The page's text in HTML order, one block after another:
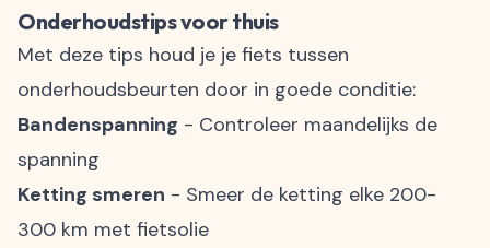
Onderhoudstips voor thuis
Met deze tips houd je je fiets tussen
onderhoudsbeurten door in goede conditie:
Bandenspanning - Controleer maandelijks de
spanning
Ketting smeren - Smeer de ketting elke 200-
300 km met fietsolie